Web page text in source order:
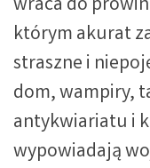
wraca do
którym akurat
straszne i
dom, wampiry,
antykwiariatu i
wypowiadają